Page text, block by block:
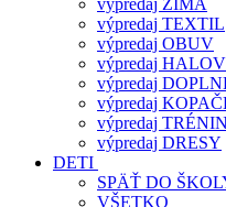
výpredaj ZIMA
výpredaj TEXTIL
výpredaj OBUV
výpredaj
výpredaj
výpredaj
výpredaj
výpredaj DRESY
DETI
SPÄŤ DO
VŠETKO